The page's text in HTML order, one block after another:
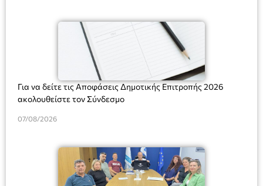
Για να δείτε τις Αποφάσεις Δημοτικής Επιτροπής 2026
ακολουθείστε τον Σύνδεσμο
07/08/2026